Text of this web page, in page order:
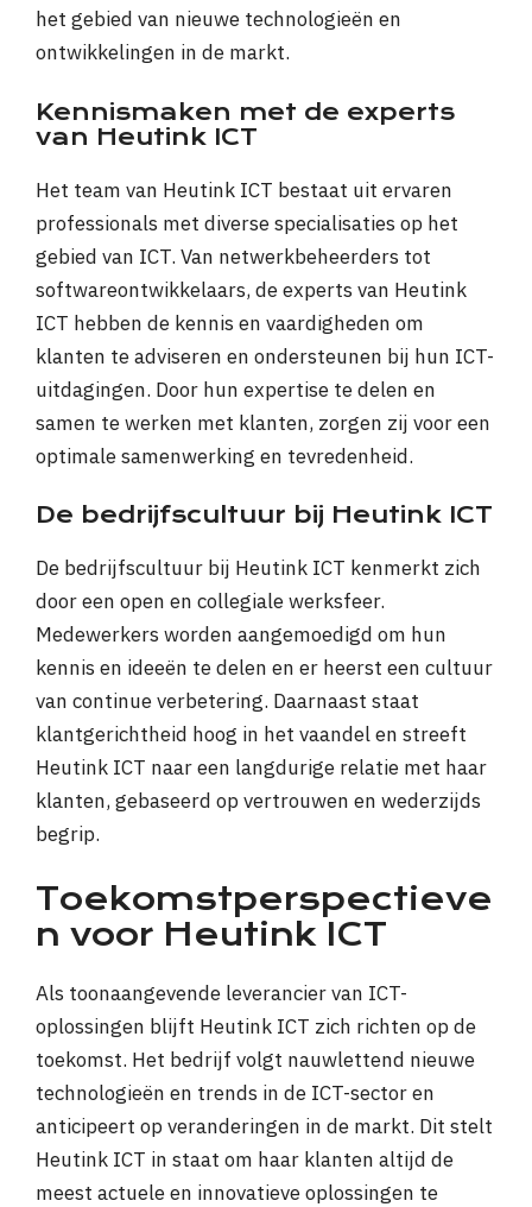
het gebied van nieuwe technologieën en
ontwikkelingen in de markt.
Kennismaken met de experts
van Heutink ICT
Het team van Heutink ICT bestaat uit ervaren
professionals met diverse specialisaties op het
gebied van ICT. Van netwerkbeheerders tot
softwareontwikkelaars, de experts van Heutink
ICT hebben de kennis en vaardigheden om
klanten te adviseren en ondersteunen bij hun ICT-
uitdagingen. Door hun expertise te delen en
samen te werken met klanten, zorgen zij voor een
optimale samenwerking en tevredenheid.
De bedrijfscultuur bij Heutink ICT
De bedrijfscultuur bij Heutink ICT kenmerkt zich
door een open en collegiale werksfeer.
Medewerkers worden aangemoedigd om hun
kennis en ideeën te delen en er heerst een cultuur
van continue verbetering. Daarnaast staat
klantgerichtheid hoog in het vaandel en streeft
Heutink ICT naar een langdurige relatie met haar
klanten, gebaseerd op vertrouwen en wederzijds
begrip.
Toekomstperspectieve
n voor Heutink ICT
Als toonaangevende leverancier van ICT-
oplossingen blijft Heutink ICT zich richten op de
toekomst. Het bedrijf volgt nauwlettend nieuwe
technologieën en trends in de ICT-sector en
anticipeert op veranderingen in de markt. Dit stelt
Heutink ICT in staat om haar klanten altijd de
meest actuele en innovatieve oplossingen te